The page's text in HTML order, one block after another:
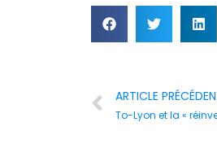
ARTICLE
To-Lyon et la «